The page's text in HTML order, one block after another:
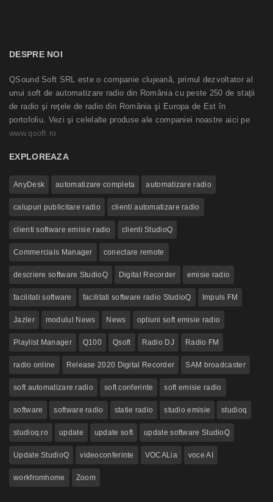
DESPRE NOI
QSound Soft SRL este o companie clujeană, primul dezvoltator al
unui soft de automatizare radio din România cu peste 250 de staţii
de radio şi reţele de radio din România şi Europa de Est în
portofoliu. Vezi şi celelalte produse ale companiei noastre aici pe
www.qsoft.ro
EXPLOREAZA
AnyDesk automatizare completa automatizare radio
calupuri publicitare radio clienti automatizare radio
clienti software emisie radio clienti StudioQ
Commercials Manager conectare remote
descriere software StudioQ Digital Recorder emisie radio
facilitati software facilitati software radio StudioQ Impuls FM
Jazler modulul News News optiuni soft emisie radio
Playlist Manager Q100 Qsoft Radio DJ Radio FM
radio online Release 2020 Digital Recorder SAM broadcaster
soft automatizare radio soft conferinte soft emisie radio
software software radio statie radio studio emisie studioq
studioq.ro update update soft update software StudioQ
Update StudioQ videoconferinte VOCALia voce AI
workfromhome Zoom